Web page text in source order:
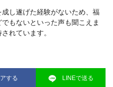
し遂げた経験がないため、福
もないといった声も聞こえま
れています。
する LINEで送る